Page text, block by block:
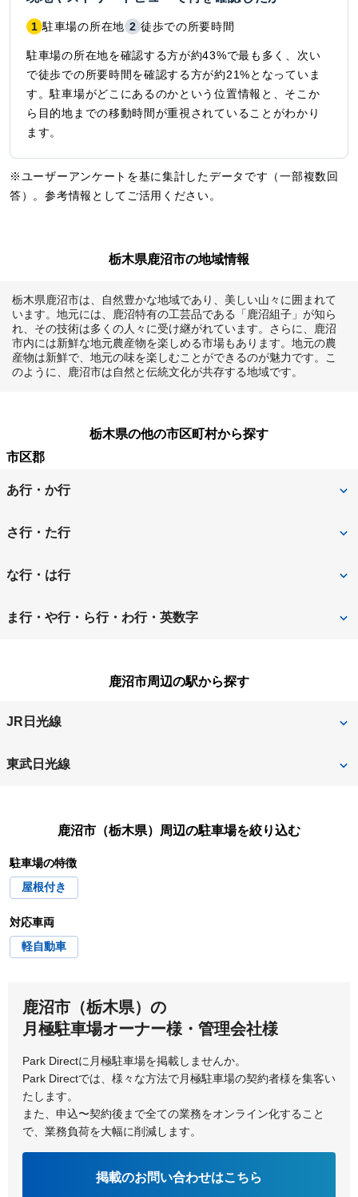
1 駐車場の所在地 2 徒歩での所要時間
駐車場の所在地を確認する方が約43%で最も多く、次い
で徒歩での所要時間を確認する方が約21%となっていま
す。駐車場がどこにあるのかという位置情報と、そこか
ら目的地までの移動時間が重視されていることがわかり
ます。
※ユーザーアンケートを基に集計したデータです（一部複数回
答）。参考情報としてご活用ください。
栃木県鹿沼市の地域情報
栃木県鹿沼市は、自然豊かな地域であり、美しい山々に囲まれて
います。地元には、鹿沼特有の工芸品である「鹿沼組子」が知ら
れ、その技術は多くの人々に受け継がれています。さらに、鹿沼
市内には新鮮な地元農産物を楽しめる市場もあります。地元の農
産物は新鮮で、地元の味を楽しむことができるのが魅力です。こ
のように、鹿沼市は自然と伝統文化が共存する地域です。
栃木県の他の市区町村から探す
市区郡
あ行・か行
足利市
大田原市
さ行・た行
さくら市
塩谷郡高根沢町 下都賀郡野木町
な行・は行
那須烏山市 那須塩原市
芳賀郡益子町
芳賀郡茂木町
ま行・や行・ら行・わ行・英数字
鹿沼市周辺の駅から探す
JR日光線
鹿沼
東武日光線
樅山
鹿沼市（栃木県） 周辺の駐車場を絞り込む
駐車場の特徴
屋根付き
対応車両
軽自動車
鹿沼市（栃木県）の
月極駐車場オーナー様・管理会社様
Park Directに月極駐車場を掲載しませんか。
Park Directでは、様々な方法で月極駐車場の契約者様を集客い
たします。
また、申込〜契約後まで全ての業務をオンライン化すること
で、業務負荷を大幅に削減します。
掲載のお問い合わせはこちら